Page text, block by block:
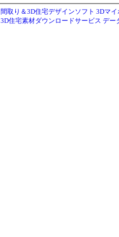
間取り＆3D住宅デザインソフト 3Dマ
3D住宅素材ダウンロードサービス デー